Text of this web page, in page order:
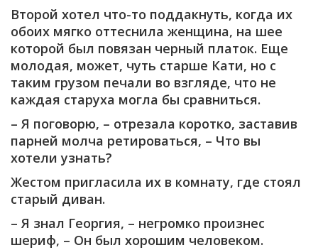
Второй хотел что-то поддакнуть, когда их
обоих мягко оттеснила женщина, на шее
которой был повязан черный платок. Еще
молодая, может, чуть старше Кати, но с
таким грузом печали во взгляде, что не
каждая старуха могла бы сравниться.
– Я поговорю, – отрезала коротко, заставив
парней молча ретироваться, – Что вы
хотели узнать?
Жестом пригласила их в комнату, где стоял
старый диван.
– Я знал Георгия, – негромко произнес
шериф, – Он был хорошим человеком.